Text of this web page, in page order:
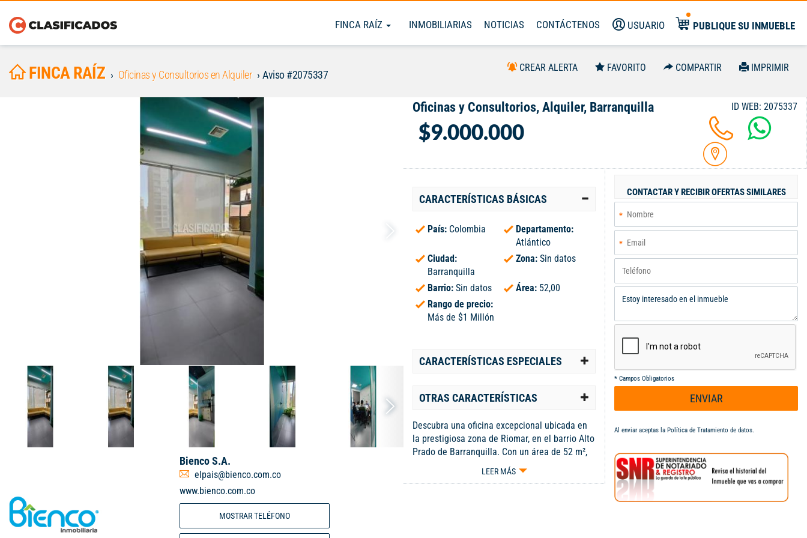
FINCA RAÍZ INMOBILIARIAS NOTICIAS CONTÁCTENOS USUARIO PUBLIQUE SU INMUEBLE
FINCA RAÍZ Oficinas y Consultorios en Alquiler Aviso #2075337
CREAR ALERTA FAVORITO COMPARTIR IMPRIMIR
Bienco S.A.
elpais@bienco.com.co
www.bienco.com.co
MOSTRAR TELÉFONO
Oficinas y Consultorios, Alquiler, Barranquilla
$9.000.000
ID WEB: 2075337
CARACTERÍSTICAS BÁSICAS
País: Colombia
Departamento:
Atlántico
Ciudad:
Barranquilla
Zona: Sin datos
Barrio: Sin datos Área: 52,00
Rango de precio:
Más de $1 Millón
CARACTERÍSTICAS ESPECIALES
OTRAS CARACTERÍSTICAS
Descubra una oficina excepcional ubicada en
la prestigiosa zona de Riomar, en el barrio Alto
Prado de Barranquilla. Con un área de 52 m²,
este inmueble construido en 2018 se presenta
como una opción ideal para los profesionales
LEER MÁS
CONTACTAR Y RECIBIR OFERTAS SIMILARES
* Campos Obligatorios
ENVIAR
Al enviar aceptas la Política de Tratamiento de datos.